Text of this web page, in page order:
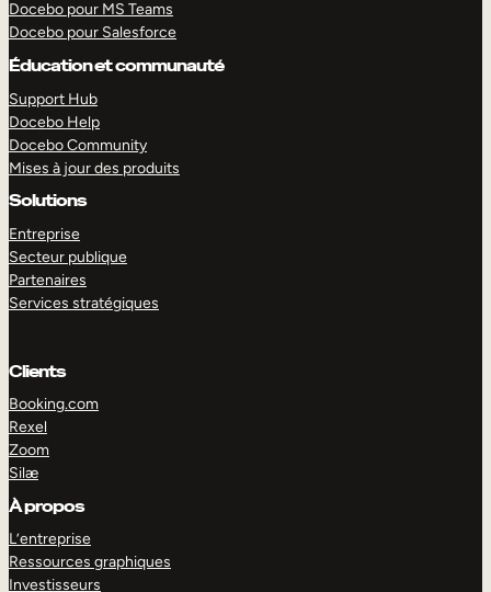
Docebo pour MS Teams
Docebo pour Salesforce
Éducation et communauté
Support Hub
Docebo Help
Docebo Community
Mises à jour des produits
Solutions
Entreprise
Secteur publique
Partenaires
Services stratégiques
Clients
Booking.com
Rexel
Zoom
Silæ
À propos
L’entreprise
Ressources graphiques
Investisseurs